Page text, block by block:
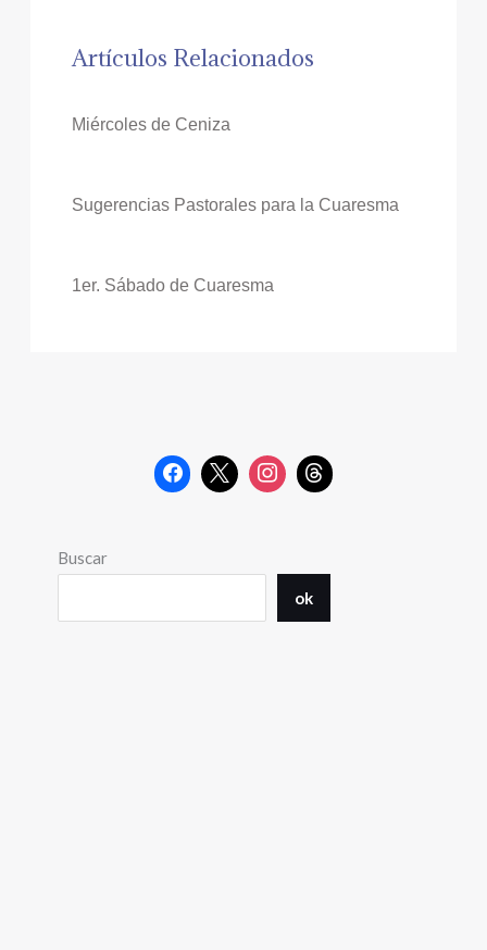
Artículos Relacionados
Miércoles de Ceniza
Sugerencias Pastorales para la Cuaresma
1er. Sábado de Cuaresma
Buscar
ok